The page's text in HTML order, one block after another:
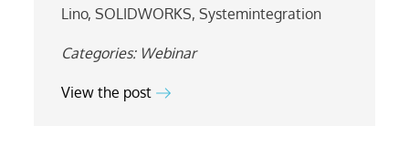
Lino,SOLIDWORKS,Systemintegration
Categories: Webinar
View the post